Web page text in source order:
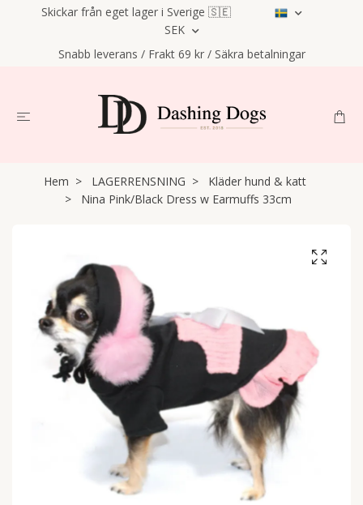
Skickar från eget lager i Sverige 🇸🇪
SEK
Snabb leverans / Frakt 69 kr / Säkra betalningar
Hem LAGERRENSNING
Kläder hund & katt
Nina Pink/Black Dress w Earmuffs 33cm